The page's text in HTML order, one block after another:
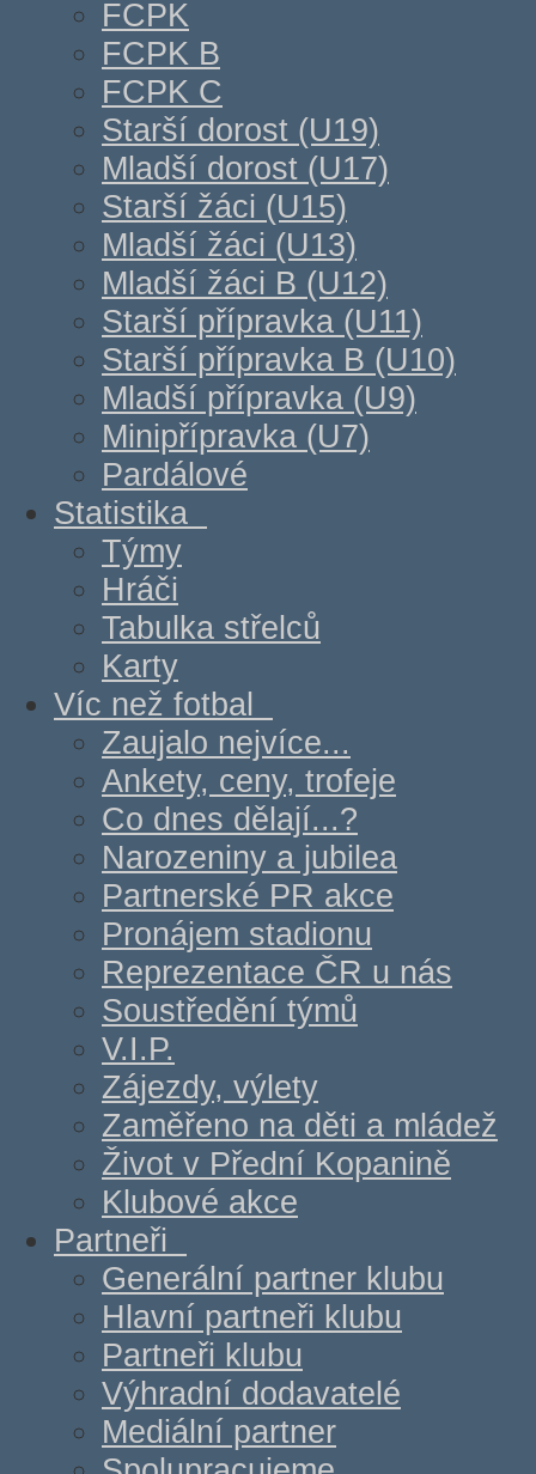
FCPK
FCPK B
FCPK C
Starší dorost (U19)
Mladší dorost (U17)
Starší žáci (U15)
Mladší žáci (U13)
Mladší žáci B (U12)
Starší přípravka (U11)
Starší přípravka B (U10)
Mladší přípravka (U9)
Minipřípravka (U7)
Pardálové
Statistika
Týmy
Hráči
Tabulka střelců
Karty
Víc než fotbal
Zaujalo nejvíce...
Ankety, ceny, trofeje
Co dnes dělají...?
Narozeniny a jubilea
Partnerské PR akce
Pronájem stadionu
Reprezentace ČR u nás
Soustředění týmů
V.I.P.
Zájezdy, výlety
Zaměřeno na děti a mládež
Život v Přední Kopanině
Klubové akce
Partneři
Generální partner klubu
Hlavní partneři klubu
Partneři klubu
Výhradní dodavatelé
Mediální partner